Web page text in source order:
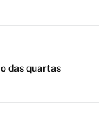
das quartas